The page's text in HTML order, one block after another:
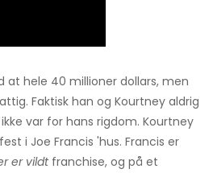
at hele 40 millioner dollars, men
Faktisk han og Kourtney aldrig
var for hans rigdom. Kourtney
i Joe Francis 'hus. Francis er
er vildtfranchise, og på et